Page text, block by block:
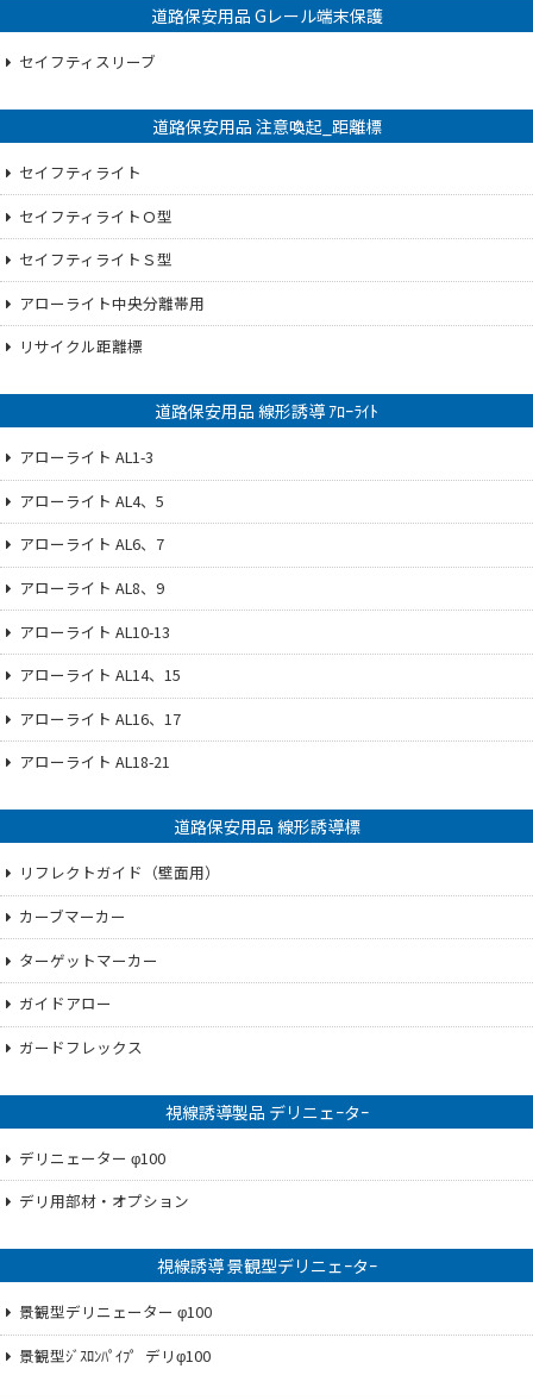
道路保安用品 Gレール端末保護
セイフティスリーブ
道路保安用品 注意喚起_距離標
セイフティライト
セイフティライトＯ型
セイフティライトＳ型
アローライト中央分離帯用
リサイクル距離標
道路保安用品 線形誘導 ｱﾛｰﾗｲﾄ
アローライト AL1-3
アローライト AL4、5
アローライト AL6、7
アローライト AL8、9
アローライト AL10-13
アローライト AL14、15
アローライト AL16、17
アローライト AL18-21
道路保安用品 線形誘導標
リフレクトガイド（壁面用）
カーブマーカー
ターゲットマーカー
ガイドアロー
ガードフレックス
視線誘導製品 デリニェｰタｰ
デリニェーター φ100
デリ用部材・オプション
視線誘導 景観型デリニェｰタｰ
景観型デリニェーター φ100
景観型ｼﾞｽﾛﾝﾊﾟｲﾌ゜デリφ100